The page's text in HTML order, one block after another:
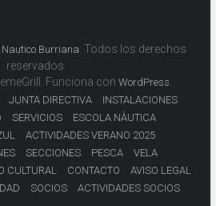
Nautico Burriana . Todos los derechos
reservados.
Funciona con WordPress
JUNTA DIRECTIVA
INSTALACIONES
SERVICIOS
ESCOLA NÀUTICA
ACTIVIDADES VERANO 2025
SECCIONES PESCA
VELA
CULTURAL CONTACTO
AVISO LEGAL
SOCIOS ACTIVIDADES SOCIOS